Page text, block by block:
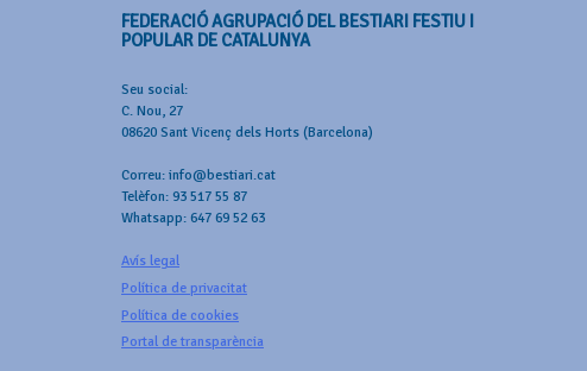
FEDERACIÓ AGRUPACIÓ DEL BESTIARI FESTIU I
POPULAR DE CATALUNYA
Seu social:
C. Nou, 27
08620 Sant Vicenç dels Horts (Barcelona)
Correu: info@bestiari.cat
Telèfon: 93 517 55 87
Whatsapp: 647 69 52 63
Avís legal
Política de privacitat
Política de cookies
Portal de transparència